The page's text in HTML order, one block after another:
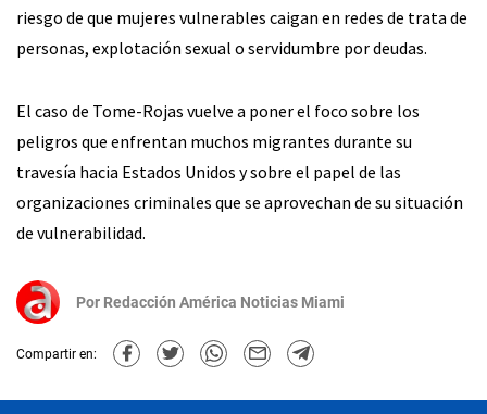
riesgo de que mujeres vulnerables caigan en redes de trata de
personas, explotación sexual o servidumbre por deudas.
El caso de Tome-Rojas vuelve a poner el foco sobre los
peligros que enfrentan muchos migrantes durante su
travesía hacia Estados Unidos y sobre el papel de las
organizaciones criminales que se aprovechan de su situación
de vulnerabilidad.
Por Redacción América Noticias Miami
Compartir en: